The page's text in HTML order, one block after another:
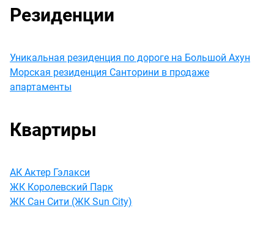
Резиденции
Уникальная резиденция по дороге на Большой Ахун
Морская резиденция Санторини в продаже
апартаменты
Квартиры
АК Актер Гэлакси
ЖК Королевский Парк
ЖК Сан Сити (ЖК Sun City)